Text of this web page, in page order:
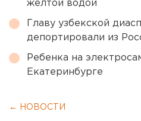
желтой водой
Главу узбекской
депортировали из
Ребенка на
Екатеринбурге
← НОВОСТИ